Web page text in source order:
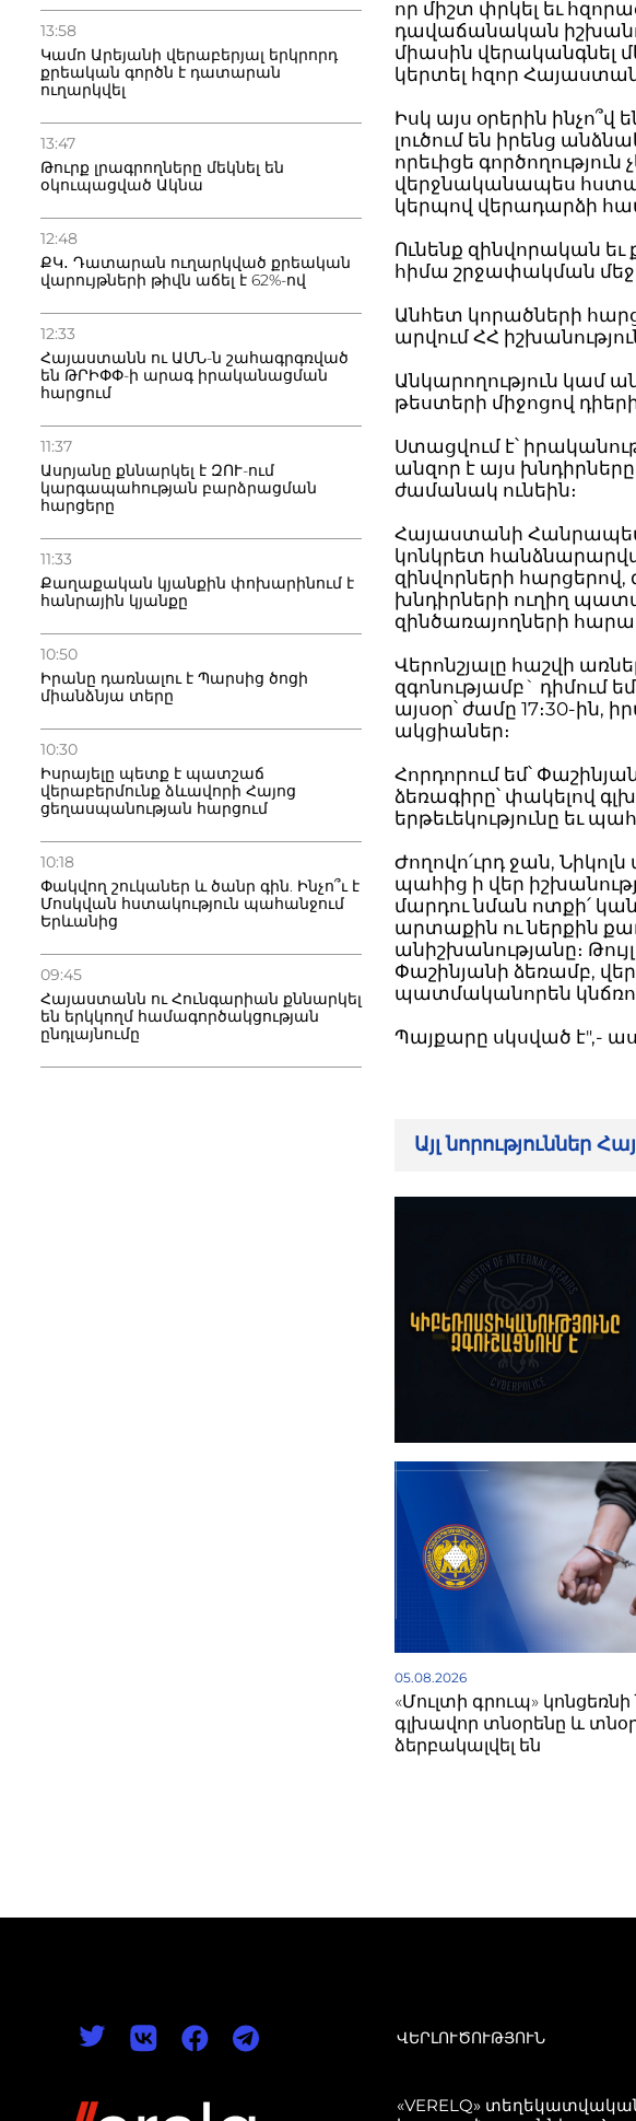
13:58
Կամո Արեյանի վերաբերյալ երկրորդ
քրեական գործն է դատարան
ուղարկվել
13:47
Թուրք լրագրողները մեկնել են
օկուպացված Ակնա
12:48
ՔԿ․ Դատարան ուղարկված քրեական
վարույթների թիվն աճել է 62%-ով
12:33
Հայաստանն ու ԱՄՆ-ն շահագրգռված
են ԹՐԻՓՓ-ի արագ իրականացման
հարցում
11:37
Ասրյանը քննարկել է ԶՈՒ-ում
կարգապահության բարձրացման
հարցերը
11:33
Քաղաքական կյանքին փոխարինում է
հանրային կյանքը
10:50
Իրանը դառնալու է Պարսից ծոցի
միանձնյա տերը
10:30
Իսրայելը պետք է պատշաճ
վերաբերմունք ձևավորի Հայոց
ցեղասպանության հարցում
10:18
Փակվող շուկաներ և ծանր գին. Ինչո՞ւ է
Մոսկվան հստակություն պահանջում
Երևանից
09:45
Հայաստանն ու Հունգարիան քննարկել
են երկկողմ համագործակցության
ընդլայնումը
որ միշտ փրկել եւ
դավաճանական
միասին վերականգնել
կերտել հզոր
Իսկ այս օրերին
լուծում են իրենց
որեւիցե
վերջնականապես
կերպով վերադարձի
Ունենք զինվորական
հիմա շրջափակման մեջ
Անհետ կորածների
արվում ՀՀ
Անկարողություն կամ
թեստերի միջոցով
Ստացվում է՝
անզոր է այս խնդիրները
ժամանակ ունեին։
Հայաստանի
կոնկրետ
զինվորների
խնդիրների ուղիղ
զինծառայողների
Վերոնշյալը հաշվի
զգոնությամբ` դիմում
այսօր՝ ժամը 17։30-
ակցիաներ։
Հորդորում եմ՝
ձեռագիրը՝ փակելով
երթեւեկությունը եւ
Ժողովո՛ւրդ ջան, Նիկոլն
պահից ի վեր
մարդու նման ոտքի՛
արտաքին ու ներքին
անիշխանությանը։
Փաշինյանի ձեռամբ,
պատմականորեն
Պայքարը սկսված է",-
Այլ նորություններ
05.08.2026
«Մուլտի գրուպ»
գլխավոր տնօրենը և
ձերբակալվել են
ՎԵՐԼՈՒԾՈՒԹՅՈՒՆ
«VERELQ»